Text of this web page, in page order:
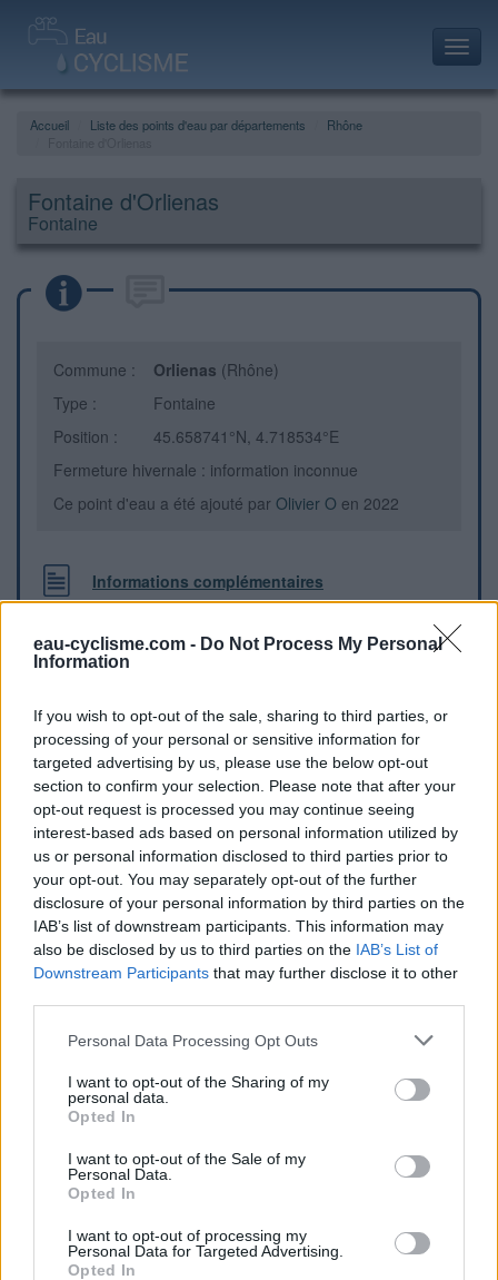
eau-cyclisme.com - Do Not Process My Personal
Information
If you wish to opt-out of the sale, sharing to third parties, or
processing of your personal or sensitive information for
targeted advertising by us, please use the below opt-out
section to confirm your selection. Please note that after your
opt-out request is processed you may continue seeing
interest-based ads based on personal information utilized by
us or personal information disclosed to third parties prior to
your opt-out. You may separately opt-out of the further
disclosure of your personal information by third parties on the
IAB’s list of downstream participants. This information may
also be disclosed by us to third parties on the IAB’s List of
Downstream Participants that may further disclose it to other
Personal Data Processing Opt Outs
I want to opt-out of the Sharing of my
personal data.
Opted In
I want to opt-out of the Sale of my
Personal Data.
Opted In
I want to opt-out of processing my
Personal Data for Targeted Advertising.
Opted In
Accueil Liste des points d'eau par départements
Rhône
Fontaine d'Orlienas
Fontaine
Commune : Orlienas (Rhône)
Type :
Fontaine
Position :
45.658741°N, 4.718534°E
Fermeture hivernale : information inconnue
Ce point d'eau a été ajouté par Olivier O en 2022
Informations complémentaires
Afficher la carte